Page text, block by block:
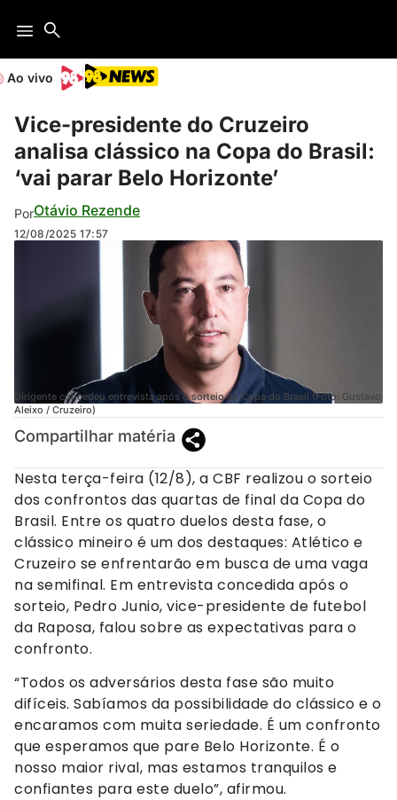
Ao vivo
Vice-presidente do Cruzeiro
analisa clássico na Copa do Brasil:
‘vai parar Belo Horizonte’
PorOtávio Rezende
12/08/2025 17:57
Dirigente concedeu entrevista após o sorteio da Copa do Brasil (Foto: Gustavo
Aleixo / Cruzeiro)
Compartilhar matéria
Nesta terça-feira (12/8), a CBF realizou o sorteio
dos confrontos das quartas de final da Copa do
Brasil. Entre os quatro duelos desta fase, o
clássico mineiro é um dos destaques: Atlético e
Cruzeiro se enfrentarão em busca de uma vaga
na semifinal. Em entrevista concedida após o
sorteio, Pedro Junio, vice-presidente de futebol
da Raposa, falou sobre as expectativas para o
confronto.
“Todos os adversários desta fase são muito
difíceis. Sabíamos da possibilidade do clássico e o
encaramos com muita seriedade. É um confronto
que esperamos que pare Belo Horizonte. É o
nosso maior rival, mas estamos tranquilos e
confiantes para este duelo”, afirmou.